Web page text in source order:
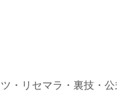
・リセマラ・裏技・